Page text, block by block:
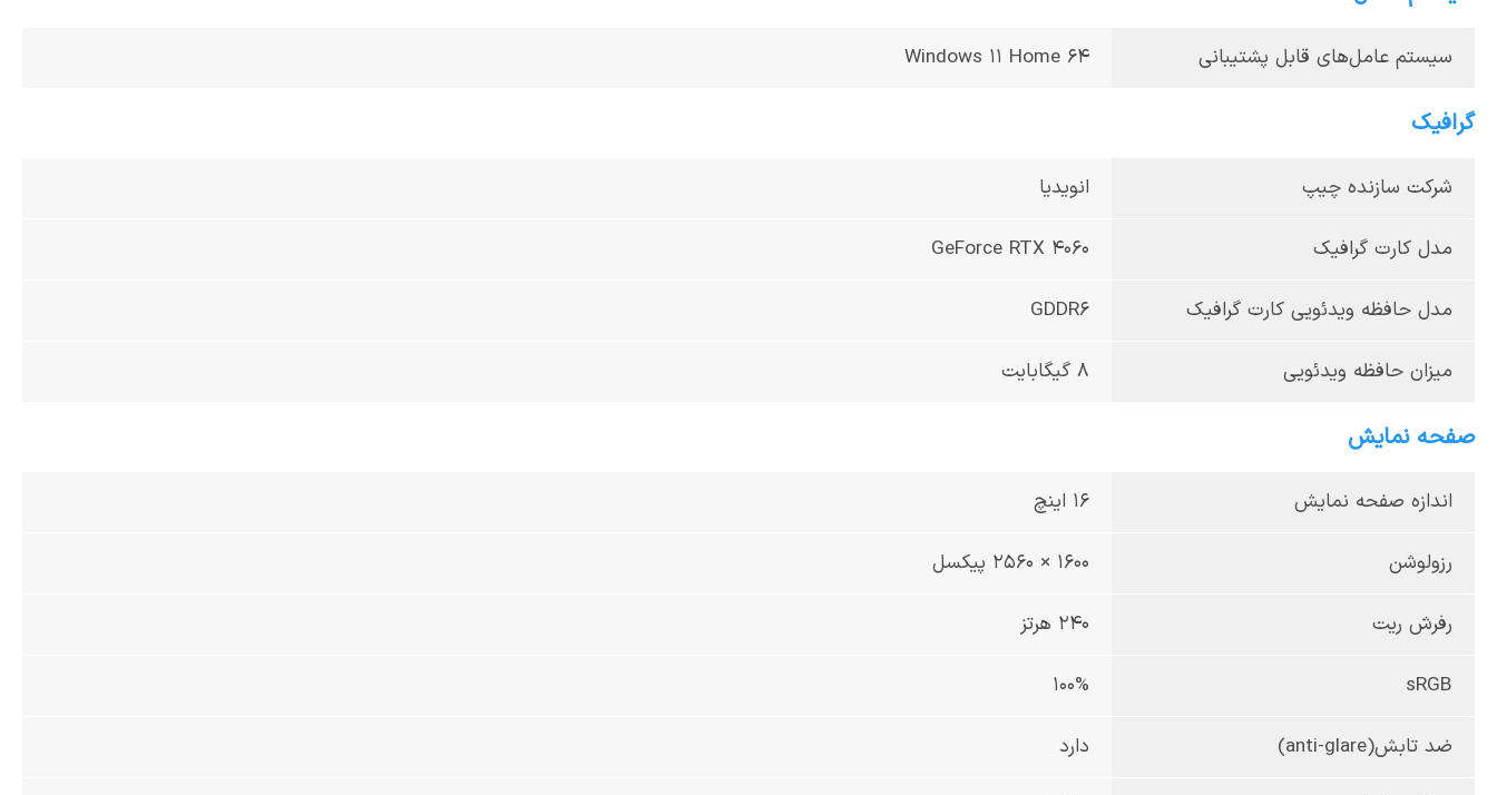
سیستم عامل‌های قابل پشتیبانی Windows 11 Home 64
گرافیک
شرکت سازنده چیپ انویدیا
مدل کارت گرافیک GeForce RTX 4060
مدل حافظه ویدئویی کارت گرافیک GDDR6
میزان حافظه ویدئویی 8 گیگابایت
صفحه نمایش
اندازه صفحه نمایش 16 اینچ
رزولوشن 1600 × 2560 پیکسل
رفرش ریت 240 هرتز
sRGB
100%
ضد تابش(anti-glare) دارد